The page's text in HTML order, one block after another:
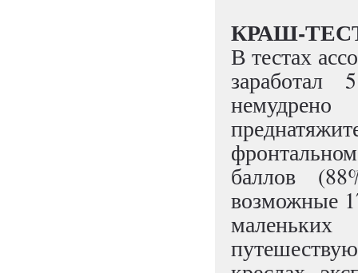
КРАШ-
В тестах
баллов
возможные
маленьких